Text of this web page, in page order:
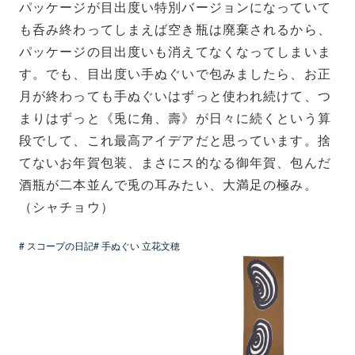
パッケージが目出度い特別バージョンになっていて
も呑み終わってしまえば空き瓶は廃棄されるから、
パッケージの目出度いも消えてなくなってしまいま
す。でも、目出度い手ぬぐいで包みましたら、お正
月が終わっても手ぬぐいはずっと使われ続けて、つ
まりはずっと《兎に角、壽》が日々に続くという算
段でして、これ最高アイデアだと思っています。捨
てないお年賀包装、まさにス的なる御年賀、包んだ
酒瓶が二本並んで兎の耳みたい、大満足の極み。
（シャチョウ）
# スコープの日記# 手ぬぐい 立花文穂